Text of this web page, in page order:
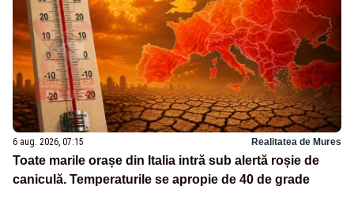
6 aug. 2026, 07:15 Realitatea de Mures
Toate marile orașe din Italia intră sub alertă roșie de
caniculă. Temperaturile se apropie de 40 de grade